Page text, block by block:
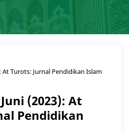
At Turots: Jurnal Pendidikan Islam
(2023): At
Pendidikan